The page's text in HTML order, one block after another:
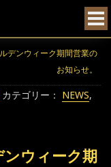
デンウィーク期間営業の
お知らせ。
カテゴリー： NEWS,
ウィーク期